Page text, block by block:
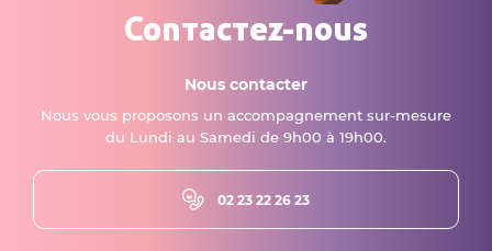
Contactez-nous
Nous contacter
Nous vous proposons un accompagnement sur-mesure
du Lundi au Samedi de 9h00 à 19h00.
02 23 22 26 23